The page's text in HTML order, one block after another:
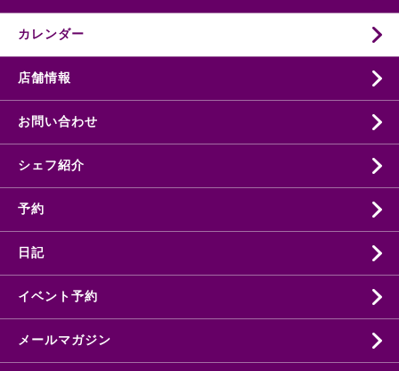
カレンダー
店舗情報
お問い合わせ
シェフ紹介
予約
日記
イベント予約
メールマガジン